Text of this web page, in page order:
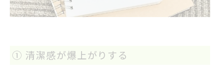
① 清潔感が爆上がりする